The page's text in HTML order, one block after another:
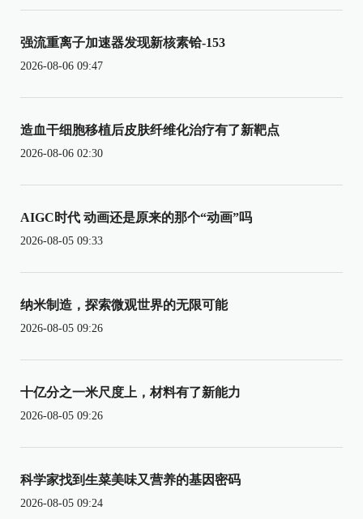
强流重离子加速器发现新核素铪-153
2026-08-06 09:47
造血干细胞移植后皮肤纤维化治疗有了新靶点
2026-08-06 02:30
AIGC时代 动画还是原来的那个“动画”吗
2026-08-05 09:33
纳米制造，探索微观世界的无限可能
2026-08-05 09:26
十亿分之一米尺度上，材料有了新能力
2026-08-05 09:26
科学家找到生菜美味又营养的基因密码
2026-08-05 09:24